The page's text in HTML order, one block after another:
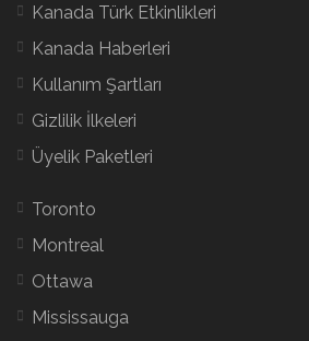
Kanada Türk Etkinlikleri
Kanada Haberleri
Kullanım Şartları
Gizlilik İlkeleri
Üyelik Paketleri
Toronto
Montreal
Ottawa
Mississauga